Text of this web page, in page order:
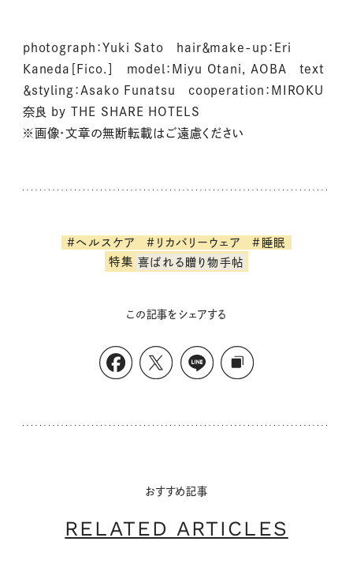
photograph：Yuki Sato hair＆make-up：Eri
Kaneda［Fico.］ model：Miyu Otani, AOBA text
＆styling：Asako Funatsu cooperation：MIROKU
奈良 by THE SHARE HOTELS
※画像・文章の無断転載はご遠慮ください
#ヘルスケア #リカバリーウェア
#睡眠
特集 喜ばれる贈り物手帖
この記事をシェアする
おすすめ記事
RELATED ARTICLES